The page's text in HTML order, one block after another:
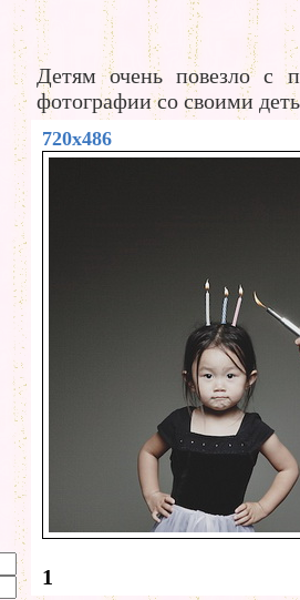
Детям очень повезло с
фотографии со своими
720x486
1